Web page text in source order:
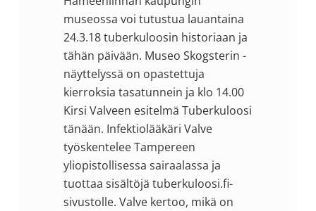
museossa voi tutustua lauantaina
24.3.18 tuberkuloosin historiaan ja
tähän päivään. Museo Skogsterin -
näyttelyssä on opastettuja
kierroksia tasatunnein ja klo 14.00
Kirsi Valveen esitelmä Tuberkuloosi
tänään. Infektiolääkäri Valve
työskentelee Tampereen
yliopistollisessa sairaalassa ja
tuottaa sisältöjä tuberkuloosi.fi-
sivustolle. Valve kertoo, mikä on